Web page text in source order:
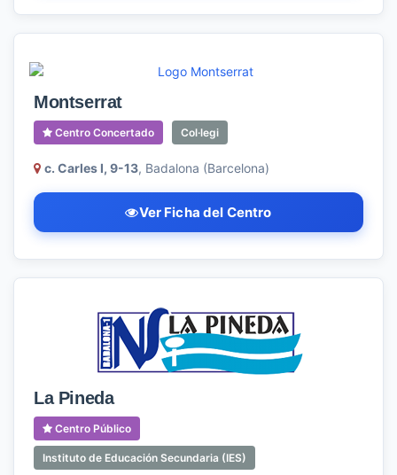
Montserrat
Centro Concertado Col·legi
c. Carles I, 9-13, Badalona (Barcelona)
Ver Ficha del Centro
La Pineda
Centro Público
Instituto de Educación Secundaria (IES)